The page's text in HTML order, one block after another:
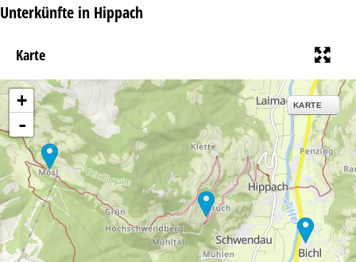
Unterkünfte in Hippach
Karte
+
-
KARTE